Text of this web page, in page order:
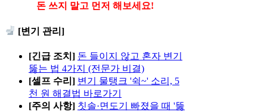
돈 쓰지 말고 먼저 해보세요!
[변기 관리]
[긴급 조치] 돈 들이지 않고 혼자 변기
뚫는 법 4가지 (전문가 비결)
[셀프 수리] 변기 물탱크 '쉭~' 소리, 5
천 원 해결법 바로가기
[주의 사항] 칫솔·면도기 빠졌을 때 '뚫